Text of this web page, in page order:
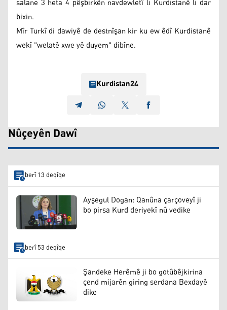
bixin.
Mîr Turkî di dawiyê de destnîşan kir ku ew êdî Kurdistanê
wekî "welatê xwe yê duyem" dibîne.
Kurdistan24
Nûçeyên Dawî
berî 13 deqîqe
Ayşegul Dogan: Qanûna çarçoveyî ji
bo pirsa Kurd deriyekî nû vedike
berî 53 deqîqe
Şandeke Herêmê ji bo gotûbêjkirina
çend mijarên giring serdana Bexdayê
dike